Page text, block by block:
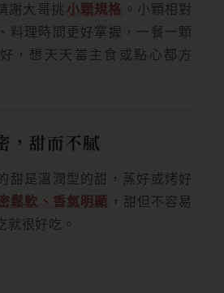
謝大哥挑 小顆規格 。小顆相對
料理時間更好掌握，一餐一顆
，想天天當主食或點心都方
，甜而不膩
甜是溫潤型的甜，蒸好或烤好
鬆軟、香氣明顯 ，甜但不容易
就很好吃。